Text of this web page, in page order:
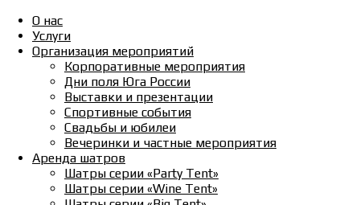
О нас
Услуги
Организация мероприятий
Корпоративные мероприятия
Дни поля Юга России
Выставки и презентации
Спортивные события
Свадьбы и юбилеи
Вечеринки и частные мероприятия
Аренда шатров
Шатры серии «Party Tent»
Шатры серии «Wine Tent»